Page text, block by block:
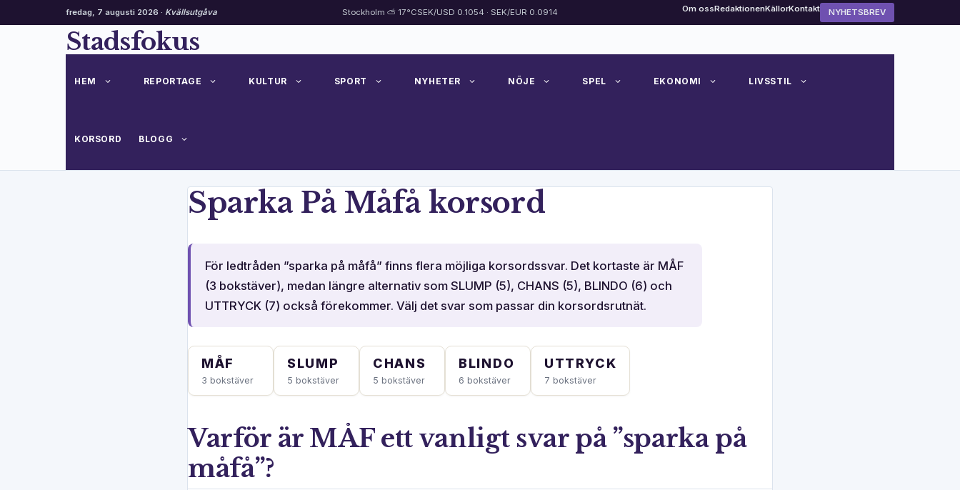
fredag, 7 augusti 2026 · Kvällsutgåva Stockholm ⛅ 17°CSEK/USD 0.1054 · SEK/EUR 0.0914 Om ossRedaktionenKällorKontakt NYHETSBREV
Stadsfokus
HEM REPORTAGE KULTUR SPORT NYHETER NÖJE SPEL EKONOMI LIVSSTIL
KORSORD BLOGG
Sparka På Måfå korsord
För ledtråden ”sparka på måfå” finns flera möjliga korsordssvar. Det kortaste är MÅF
(3 bokstäver), medan längre alternativ som SLUMP (5), CHANS (5), BLINDO (6) och
UTTRYCK (7) också förekommer. Välj det svar som passar din korsordsrutnät.
MÅF
3 bokstäver
SLUMP
5 bokstäver
CHANS
5 bokstäver
BLINDO
6 bokstäver
UTTRYCK
7 bokstäver
Varför är MÅF ett vanligt svar på ”sparka på
måfå”?